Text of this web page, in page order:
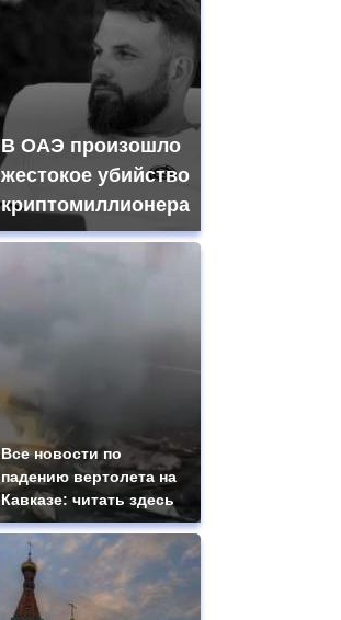
В ОАЭ произошло
жестокое убийство
криптомиллионера
Все новости по
падению вертолета на
Кавказе: читать здесь